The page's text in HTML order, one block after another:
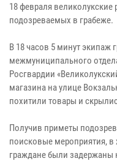
18 февраля
подозреваемых в грабеже.
В 18 часов 5 минут экипаж
межмуниципального
Росгвардии
магазина на улице
похитили товары и
Получив приметы
поисковые мероприятия, в
граждане были задержаны